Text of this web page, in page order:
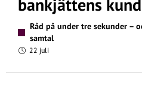
bankjättens
Råd på under tre sekunder –
samtal
22 juli